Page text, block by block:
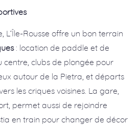
Rousse offre un bon terrain
: location de paddle et de
centre, clubs de plongée pour
autour de la Pietra, et départs
les criques voisines. La gare,
permet aussi de rejoindre
en train pour changer de décor